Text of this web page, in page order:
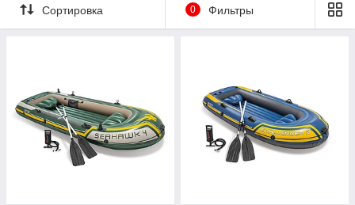
Сортировка 0 Фильтры